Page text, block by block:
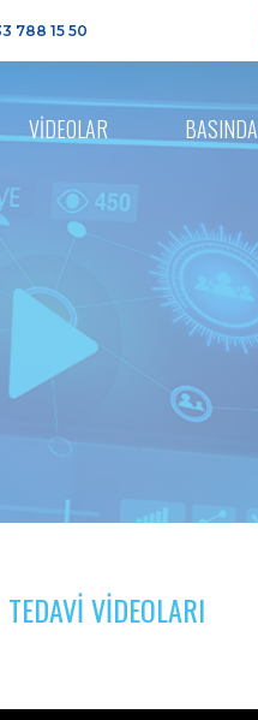
788 15 50
VİDEOLAR BASINDA
TEDAVI VIDEOLARI